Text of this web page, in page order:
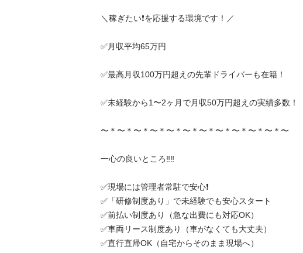
＼稼ぎたい❗️を応援する環境です！／
✅月収平均65万円
✅最高月収100万円超えの先輩ドライバーも在籍！
✅未経験から1〜2ヶ月で月収50万円超えの実績多数！
〜＊〜＊〜＊〜＊〜＊〜＊〜＊〜＊〜＊〜＊〜＊〜
一心の良いところ‼️‼️
✅現場には管理者常駐で安心❗️
✅「研修制度あり」で未経験でも安心スタート
✅前払い制度あり（急な出費にも対応OK）
✅車両リース制度あり（車がなくても大丈夫）
✅直行直帰OK（自宅からそのまま現場へ）